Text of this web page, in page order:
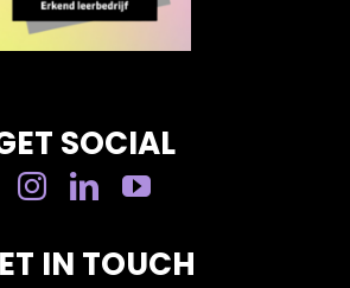
SOCIAL
IN TOUCH